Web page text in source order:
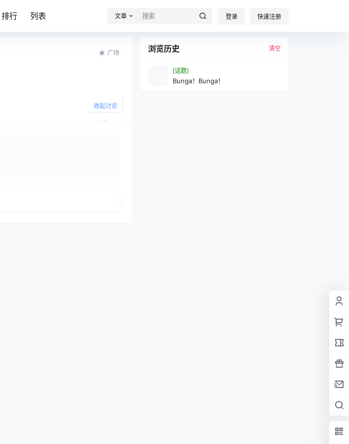
排行 列表 文章 登录 快速注册
广场
收起讨论
浏览历史 清空
[话题]
Bunga！Bunga！